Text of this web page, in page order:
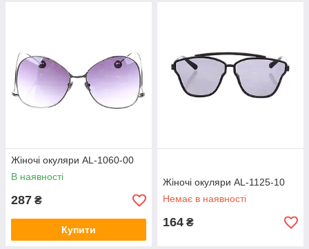
Жіночі окуляри AL-1060-00
В наявності
287 ₴
Купити
Жіночі окуляри AL-1125-10
Немає в наявності
164 ₴